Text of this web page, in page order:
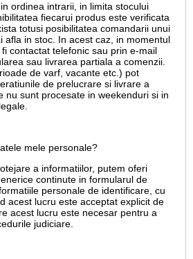
ordinea intrarii, in limita stocului
fiecarui produs este verificata
totusi posibilitatea comandarii unui
afla in stoc. In acest caz, in momentul
contactat telefonic sau prin e-mail
sau livrarea partiala a comenzii.
de varf, vacante etc.) pot
de prelucrare si livrare a
nu sunt procesate in weekenduri si in
mele personale?
a informatiilor, putem oferi
continute in formularul de
personale de identificare, cu
acest lucru este acceptat explicit de
acest lucru este necesar pentru a
judiciare.